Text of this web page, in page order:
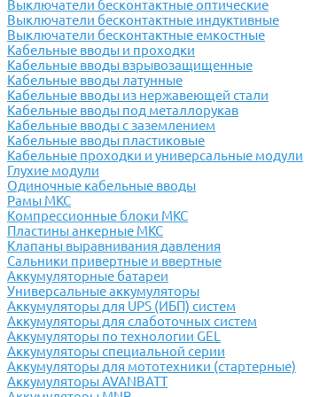
Выключатели бесконтактные оптические
Выключатели бесконтактные индуктивные
Выключатели бесконтактные емкостные
Кабельные вводы и проходки
Кабельные вводы взрывозащищенные
Кабельные вводы латунные
Кабельные вводы из нержавеющей стали
Кабельные вводы под металлорукав
Кабельные вводы с заземлением
Кабельные вводы пластиковые
Кабельные проходки и универсальные модули
Глухие модули
Одиночные кабельные вводы
Рамы МКС
Компрессионные блоки МКС
Пластины анкерные МКС
Клапаны выравнивания давления
Сальники привертные и ввертные
Аккумуляторные батареи
Универсальные аккумуляторы
Аккумуляторы для UPS (ИБП) систем
Аккумуляторы для слаботочных систем
Аккумуляторы по технологии GEL
Аккумуляторы специальной серии
Аккумуляторы для мототехники (стартерные)
Аккумуляторы AVANBATT